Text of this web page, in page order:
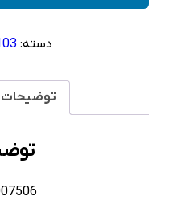
رایتل
دسته:
توضیحات